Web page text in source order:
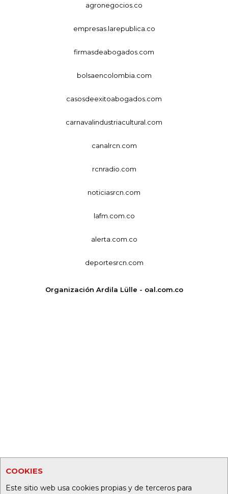
COOKIES
Este sitio web usa cookies propias y de terceros para
agronegocios.co
empresas.larepublica.co
firmasdeabogados.com
bolsaencolombia.com
casosdeexitoabogados.com
carnavalindustriacultural.com
canalrcn.com
rcnradio.com
noticiasrcn.com
lafm.com.co
alerta.com.co
deportesrcn.com
Organización Ardila Lülle - oal.com.co